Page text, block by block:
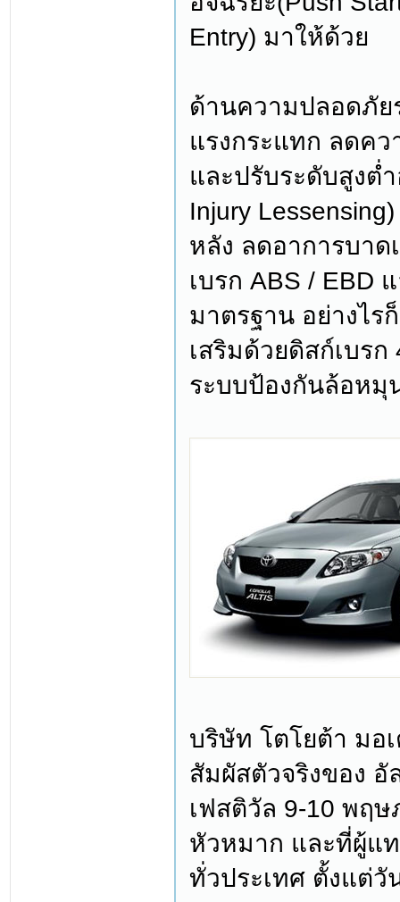
Entry) มาให้ด้วย
ด้านความปลอดภัย
แรงกระแทก ลดค
และปรับระดับสูงต่
Injury
หลัง ลดอาการบา
เบรก ABS / EBD
มาตรฐาน อย่างไร
เสริมด้วยดิสก์เบร
ระบบป้องกันล้อหมุ
บริษัท โตโยต้า มอ
สัมผัสตัวจริงของ อั
เฟสติวัล 9-10 พฤ
หัวหมาก และที่ผู้แ
ทั่วประเทศ ตั้งแต่วั